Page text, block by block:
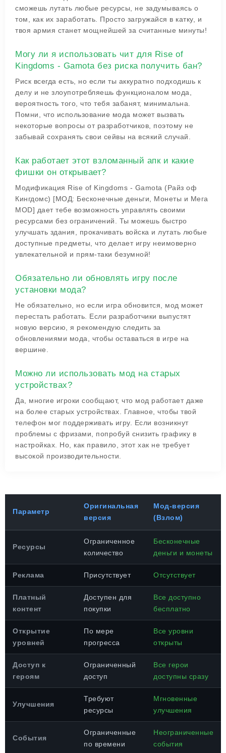
сможешь лутать любые ресурсы, не задумываясь о
том, как их заработать. Просто загружайся в катку, и
твоя армия станет мощнейшей за считанные минуты!
Могу ли я использовать чит для Rise of
Kingdoms - Gamota без риска получить бан?
Риск всегда есть, но если ты аккуратно подходишь к
делу и не злоупотребляешь функционалом мода,
вероятность того, что тебя забанят, минимальна.
Помни, что использование мода может вызвать
некоторые вопросы от разработчиков, поэтому не
забывай сохранять свои сейвы на всякий случай.
Как работает этот взломанный апк и какие
фишки он открывает?
Модификация Rise of Kingdoms - Gamota (Райз оф
Кингдомс) [МОД: Бесконечные деньги, Монеты и Мега
MOD] дает тебе возможность управлять своими
ресурсами без ограничений. Ты можешь быстро
улучшать здания, прокачивать войска и лутать любые
доступные предметы, что делает игру неимоверно
увлекательной и прям-таки безумной!
Обязательно ли обновлять игру после
установки мода?
Не обязательно, но если игра обновится, мод может
перестать работать. Если разработчики выпустят
новую версию, я рекомендую следить за
обновлениями мода, чтобы оставаться в игре на
вершине.
Можно ли использовать мод на старых
устройствах?
Да, многие игроки сообщают, что мод работает даже
на более старых устройствах. Главное, чтобы твой
телефон мог поддерживать игру. Если возникнут
проблемы с фризами, попробуй снизить графику в
настройках. Но, как правило, этот хак не требует
высокой производительности.
Параметр
Оригинальная
версия
Мод-версия
(Взлом)
Ресурсы
Ограниченное
количество
Бесконечные
деньги и монеты
Реклама Присутствует Отсутствует
Платный
контент
Доступен для
покупки
Все доступно
бесплатно
Открытие
уровней
По мере
прогресса
Все уровни
открыты
Доступ к
героям
Ограниченный
доступ
Все герои
доступны сразу
Улучшения
Требуют
ресурсы
Мгновенные
улучшения
События
Ограниченные
по времени
Неограниченные
события